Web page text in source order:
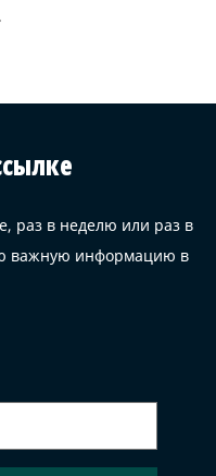
раз в неделю или раз в
важную информацию в